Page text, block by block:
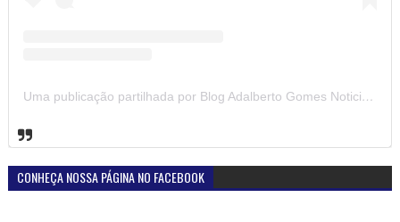
Uma publicação partilhada por Blog Adalberto Gomes Noticias (@blogadalbertogomesnoticiass)
CONHEÇA NOSSA PÁGINA NO FACEBOOK